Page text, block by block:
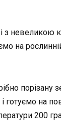
невеликою
на
на
200